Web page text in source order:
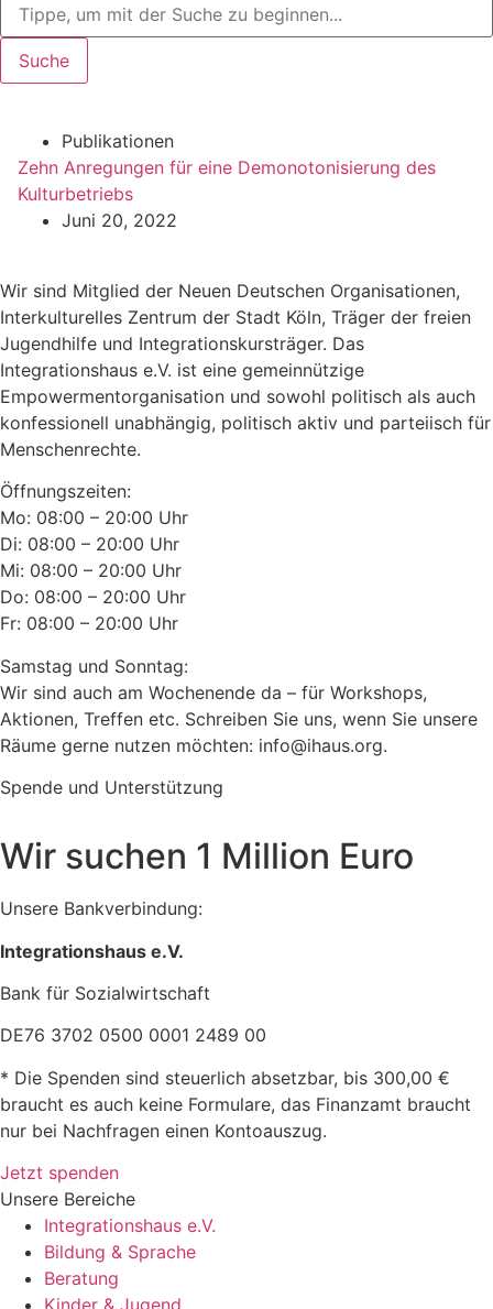
Suche
Publikationen
Zehn Anregungen für eine Demonotonisierung des
Kulturbetriebs
Juni 20, 2022
Wir sind Mitglied der Neuen Deutschen Organisationen,
Interkulturelles Zentrum der Stadt Köln, Träger der freien
Jugendhilfe und Integrationskursträger. Das
Integrationshaus e.V. ist eine gemeinnützige
Empowermentorganisation und sowohl politisch als auch
konfessionell unabhängig, politisch aktiv und parteiisch für
Menschenrechte.
Öffnungszeiten:
Mo: 08:00 – 20:00 Uhr
Di: 08:00 – 20:00 Uhr
Mi: 08:00 – 20:00 Uhr
Do: 08:00 – 20:00 Uhr
Fr: 08:00 – 20:00 Uhr
Samstag und Sonntag:
Wir sind auch am Wochenende da – für Workshops,
Aktionen, Treffen etc. Schreiben Sie uns, wenn Sie unsere
Räume gerne nutzen möchten: info@ihaus.org.
Spende und Unterstützung
Wir suchen 1 Million Euro
Unsere Bankverbindung:
Integrationshaus e.V.
Bank für Sozialwirtschaft
DE76 3702 0500 0001 2489 00
* Die Spenden sind steuerlich absetzbar, bis 300,00 €
braucht es auch keine Formulare, das Finanzamt braucht
nur bei Nachfragen einen Kontoauszug.
Jetzt spenden
Unsere Bereiche
Integrationshaus e.V.
Bildung & Sprache
Beratung